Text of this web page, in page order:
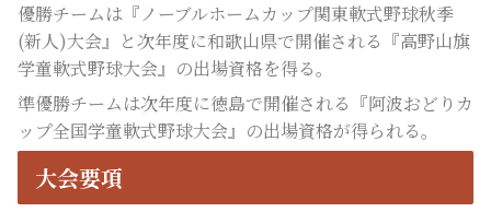
優勝チームは『ノーブルホームカップ関東軟式野球秋季
(新人)大会』と次年度に和歌山県で開催される『高野山旗
学童軟式野球大会』の出場資格を得る。
準優勝チームは次年度に徳島で開催される『阿波おどりカ
ップ全国学童軟式野球大会』の出場資格が得られる。
大会要項